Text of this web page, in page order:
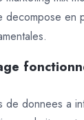
decompose en
de donnees a